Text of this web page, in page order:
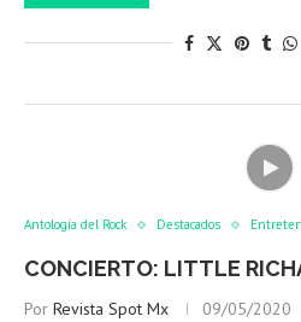
Antología del Rock Destacados
CONCIERTO: LITTLE
Por Revista Spot Mx 09/05/2020